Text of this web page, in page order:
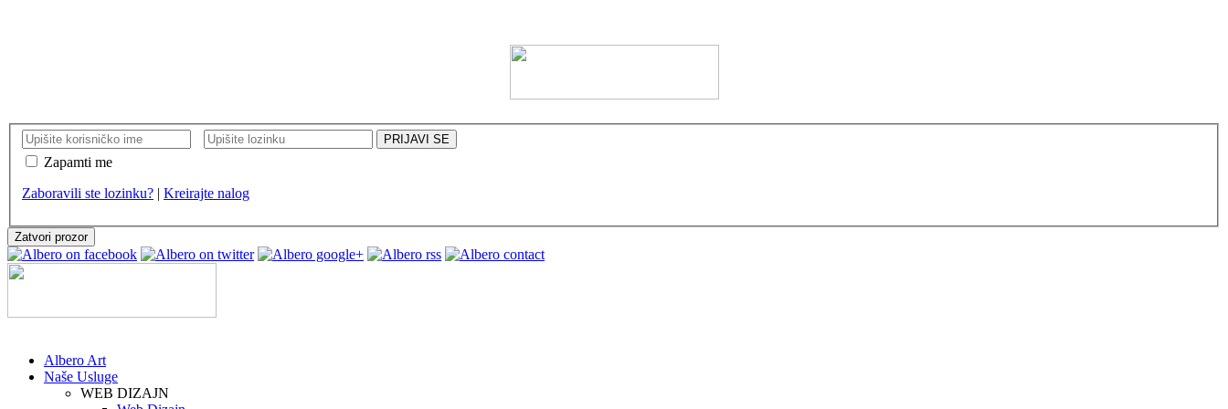
Zapamti me
Zaboravili ste lozinku? | Kreirajte nalog
Zatvori prozor
Albero Art
Naše Usluge
WEB DIZAJN